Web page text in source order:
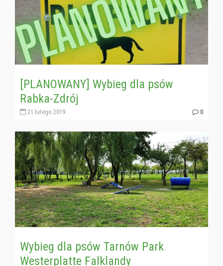
[PLANOWANY] Wybieg dla psów
Rabka-Zdrój
21 lutego 2019 0
Wybieg dla psów Tarnów Park
Westerplatte Falklandy